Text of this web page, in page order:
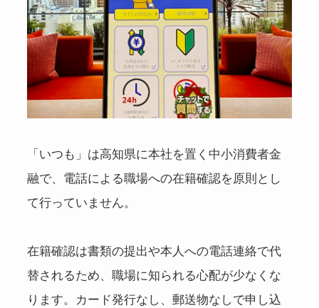
「いつも」は高知県に本社を置く中小消費者金
融で、電話による職場への在籍確認を原則とし
て行っていません。
在籍確認は書類の提出や本人への電話連絡で代
替されるため、職場に知られる心配が少なくな
ります。カード発行なし、郵送物なしで申し込